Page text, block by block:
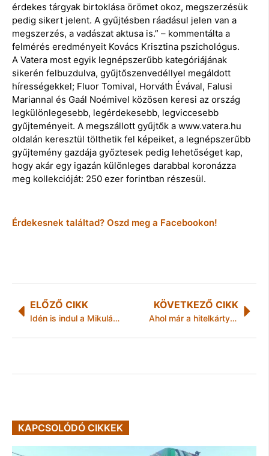
érdekes tárgyak birtoklása örömet okoz, megszerzésük
pedig sikert jelent. A gyűjtésben ráadásul jelen van a
megszerzés, a vadászat aktusa is.” – kommentálta a
felmérés eredményeit Kovács Krisztina pszichológus.
A Vatera most egyik legnépszerűbb kategóriájának
sikerén felbuzdulva, gyűjtőszenvedéllyel megáldott
hírességekkel; Fluor Tomival, Horváth Évával, Falusi
Mariannal és Gaál Noémivel közösen keresi az ország
legkülönlegesebb, legérdekesebb, legviccesebb
gyűjteményeit. A megszállott gyűjtők a www.vatera.hu
oldalán keresztül tölthetik fel képeiket, a legnépszerűbb
gyűjtemény gazdája győztesek pedig lehetőséget kap,
hogy akár egy igazán különleges darabbal koronázza
meg kollekcióját: 250 ezer forintban részesül.
Érdekesnek találtad? Oszd meg a Facebookon!
ELŐZŐ CIKK
Idén is indul a Mikulásvonat
KÖVETKEZŐ CIKK
Ahol már a hitelkártya is színaranyból van!
KAPCSOLÓDÓ CIKKEK